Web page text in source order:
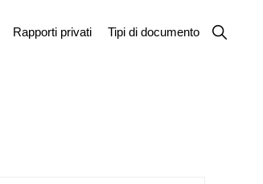
Rapporti privati Tipi di documento
Show
Search